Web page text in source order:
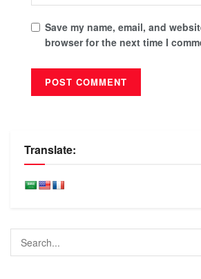
Save my name, email, and
browser for the next time I
Translate: